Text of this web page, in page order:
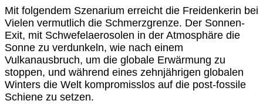
Mit folgendem Szenarium erreicht die Freidenkerin bei
Vielen vermutlich die Schmerzgrenze. Der Sonnen-
Exit, mit Schwefelaerosolen in der Atmosphäre die
Sonne zu verdunkeln, wie nach einem
Vulkanausbruch, um die globale Erwärmung zu
stoppen, und während eines zehnjährigen globalen
Winters die Welt kompromisslos auf die post-fossile
Schiene zu setzen.